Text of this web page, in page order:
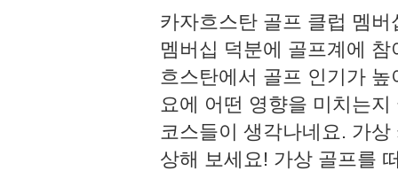
카자흐스탄 골프 클럽 멤
멤버십 덕분에 골프계에
흐스탄에서 골프 인기가
요에 어떤 영향을 미치는
코스들이 생각나네요. 가
상해 보세요! 가상 골프를